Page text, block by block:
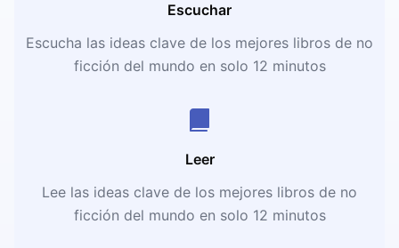
Escuchar
Escucha las ideas clave de los mejores libros de no
ficción del mundo en solo 12 minutos
Leer
Lee las ideas clave de los mejores libros de no
ficción del mundo en solo 12 minutos